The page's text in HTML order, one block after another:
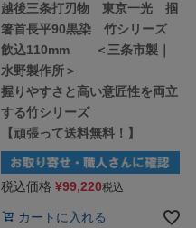
越後三条打刃物 東京一光 掴
箸首長平90黒染 竹シリーズ
飲込110mm ＜三条市製｜
水野製作所＞
握りやすさと高い意匠性を両立
する竹シリーズ
【頑張って送料無料！】
税込価格 ¥99,220税込
カートに入れる